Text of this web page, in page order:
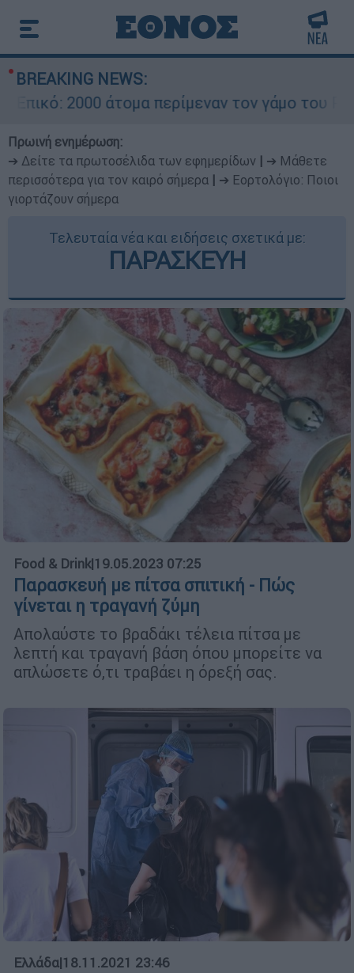
BREAKING NEWS:
2000 άτομα περίμεναν τον γάμο του
Πρωινή ενημέρωση:
➔ Δείτε τα πρωτοσέλιδα των εφημερίδων
➔ Μάθετε
περισσότερα για τον καιρό σήμερα
➔ Εορτολόγιο: Ποιοι
γιορτάζουν σήμερα
Τελευταία νέα και ειδήσεις σχετικά με:
ΠΑΡΑΣΚΕΥΗ
Food & Drink|19.05.2023 07:25
Παρασκευή με πίτσα σπιτική - Πώς
γίνεται η τραγανή ζύμη
Απολαύστε το βραδάκι τέλεια πίτσα με
λεπτή και τραγανή βάση όπου μπορείτε να
απλώσετε ό,τι τραβάει η όρεξή σας.
Ελλάδα|18.11.2021 23:46